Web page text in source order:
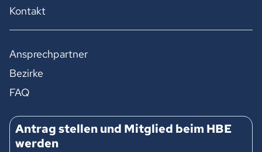
Kontakt
Ansprechpartner
Bezirke
FAQ
Antrag stellen und Mitglied beim HBE
werden